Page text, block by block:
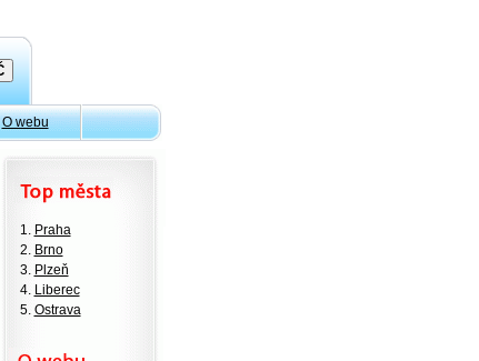
O webu
1. Praha
2. Brno
3. Plzeň
4. Liberec
5. Ostrava